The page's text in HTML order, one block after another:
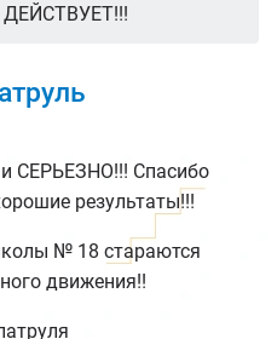
СЕРЬЕЗНО!!! Спасибо
результаты!!!
№ 18 стараются
движения!!